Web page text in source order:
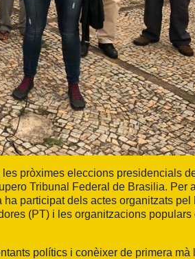
pròximes eleccions presidencials
Tribunal Federal de Brasilia. Per
participat dels actes organitzats pel
(PT) i les organitzacions populars
polítics i conèixer de primera mà